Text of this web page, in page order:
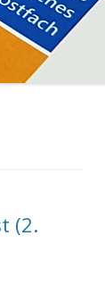
(2.